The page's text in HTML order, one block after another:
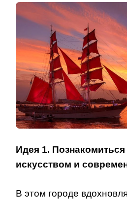
Идея 1.
искусством и
В этом городе